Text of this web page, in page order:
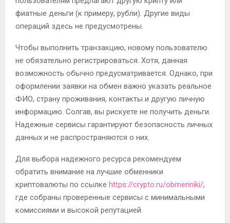
фиатные деньги (к примеру, рубли). Другие виды
операций здесь не предусмотрены.
Чтобы выполнить транзакцию, новому пользователю
не обязательно регистрироваться. Хотя, данная
возможность обычно предусматривается. Однако, при
оформлении заявки на обмен важно указать реальное
ФИО, страну проживания, контакты и другую личную
информацию. Солгав, вы рискуете не получить деньги.
Надежные сервисы гарантируют безопасность личных
данных и не распространяются о них.
Для выбора надежного ресурса рекомендуем
обратить внимание на лучшие обменники
криптовалюты по ссылке https://crypto.ru/obmenniki/,
где собраны проверенные сервисы с минимальными
комиссиями и высокой репутацией.